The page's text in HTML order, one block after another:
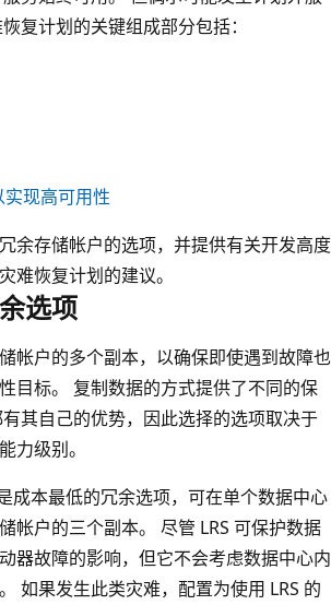
复计划的关键组成部分包括：
现高可用性
余存储帐户的选项，并提供有关开发高度
难恢复计划的建议。
选项
帐户的多个副本，以确保即使遇到故障也
目标。 复制数据的方式提供了不同的保
其自己的优势，因此选择的选项取决于
力级别。
成本最低的冗余选项，可在单个数据中心
帐户的三个副本。 尽管 LRS 可保护数据
器故障的影响，但它不会考虑数据中心内
如果发生此类灾难，配置为使用 LRS 的